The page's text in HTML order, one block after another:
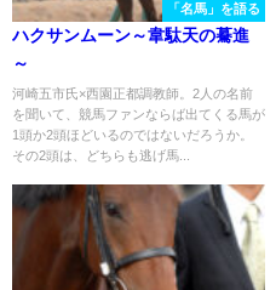
「名馬」を語る
ハクサンムーン～韋駄天の驀進
～
河崎五市氏×西園正都調教師。2人の名前
を聞いて、競馬ファンならば出てくる馬が
1頭か2頭ほどいるのではないだろうか。
その2頭は、どちらも逃げ馬...